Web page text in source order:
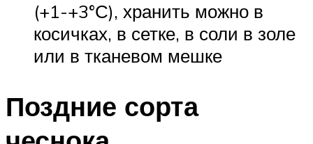
(+1-+3°С), хранить можно в
косичках, в сетке, в соли в золе
или в тканевом мешке
Поздние сорта